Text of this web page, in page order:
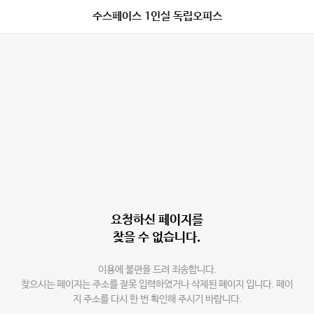
수스페이스 1인실 독립오피스
요청하신 페이지를
찾을 수 없습니다.
이용에 불편을 드려 죄송합니다.
찾으시는 페이지는 주소를 잘못 입력하였거나 삭제된 페이지 입니다. 페이
지 주소를 다시 한 번 확인해 주시기 바랍니다.